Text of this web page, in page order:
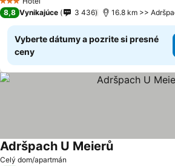
3 Počet hviezdičiek
8,8 Vynikajúce 3 436 16.8 km >>
Vyberte dátumy a pozrite si presné
ceny
Celý dom/apartmán
Adršpach U Meierů